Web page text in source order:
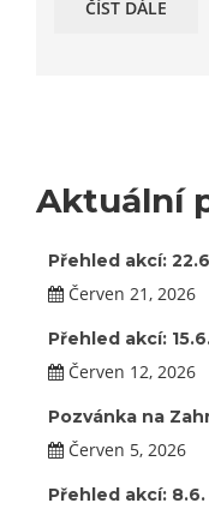
ČÍST DÁLE
Aktuální
Přehled akcí:
Červen 21, 2026
Přehled akcí:
Červen 12, 2026
Pozvánka na
Červen 5, 2026
Přehled akcí: